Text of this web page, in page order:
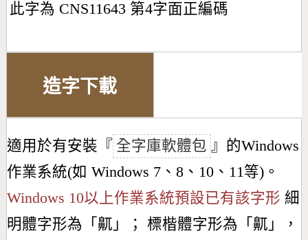
此字為 CNS11643 第4字面正編碼
造字下載
適用於有安裝『 全字庫軟體包 』的Windows
作業系統(如 Windows 7、8、10、11等)。
Windows 10以上作業系統預設已有該字形 細
明體字形為「 鼿 」； 標楷體字形為「 鼿 」，